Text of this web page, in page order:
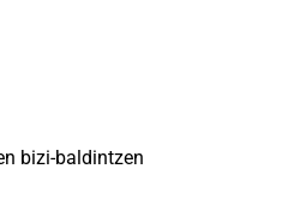
bizi-baldintzen